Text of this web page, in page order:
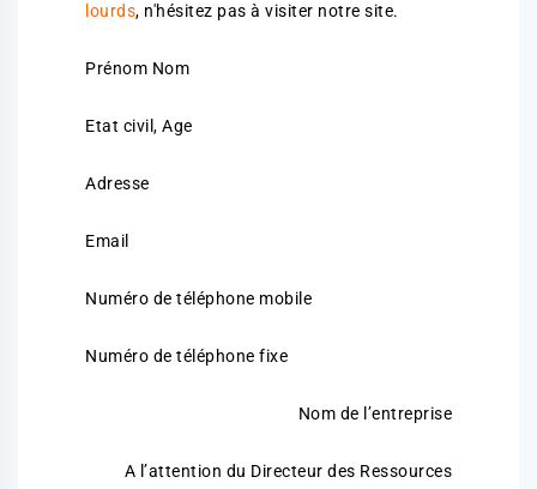
lourds, n'hésitez pas à visiter notre site.
Prénom Nom
Etat civil, Age
Adresse
Email
Numéro de téléphone mobile
Numéro de téléphone fixe
Nom de l’entreprise
A l’attention du Directeur des Ressources